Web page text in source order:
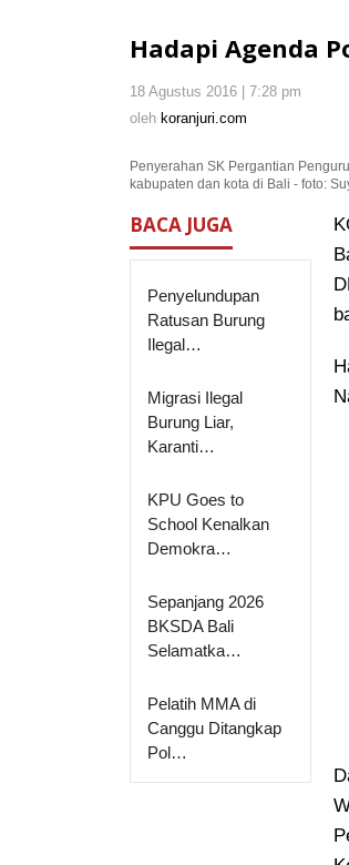
Hadapi Agenda
18 Agustus 2016 | 7:28 pm
oleh koranjuri.com
Penyerahan SK Pergantian
kabupaten dan kota di Bali - foto:
BACA JUGA
Penyelundupan
Ratusan Burung
Ilegal…
Migrasi Ilegal
Burung Liar,
Karanti…
KPU Goes to
School Kenalkan
Demokra…
Sepanjang 2026
BKSDA Bali
Selamatka…
Pelatih MMA di
Canggu Ditangkap
Pol…